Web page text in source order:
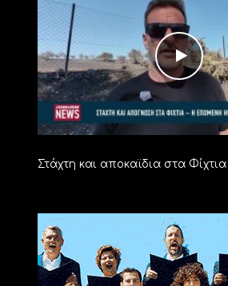
Στάχτη και αποκαϊδια στα